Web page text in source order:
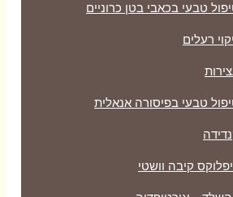
טבעי בכאבי בטן כרוניים
רעלים
טבעי בפיסורה אנאלית
קיבה וושטי